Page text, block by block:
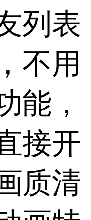
列表
不用
能，
接开
质清